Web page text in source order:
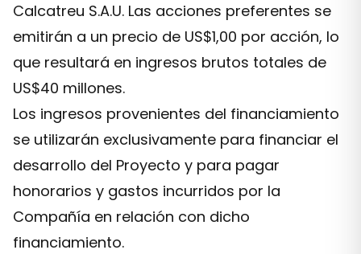
Calcatreu S.A.U. Las acciones preferentes se
emitirán a un precio de US$1,00 por acción, lo
que resultará en ingresos brutos totales de
US$40 millones.
Los ingresos provenientes del financiamiento
se utilizarán exclusivamente para financiar el
desarrollo del Proyecto y para pagar
honorarios y gastos incurridos por la
Compañía en relación con dicho
financiamiento.